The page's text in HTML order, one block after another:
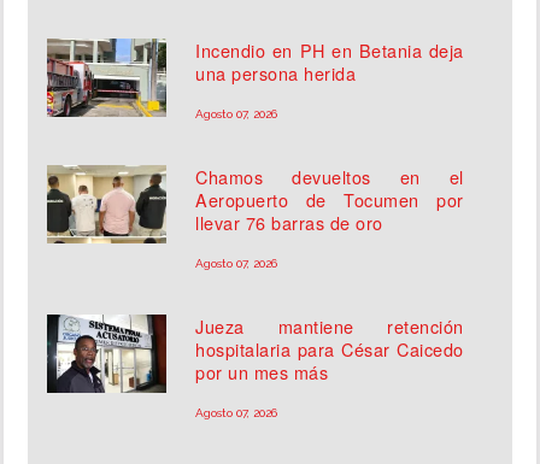
Incendio en PH en Betania deja
una persona herida
Agosto 07, 2026
Chamos devueltos en el
Aeropuerto de Tocumen por
llevar 76 barras de oro
Agosto 07, 2026
Jueza mantiene retención
hospitalaria para César Caicedo
por un mes más
Agosto 07, 2026